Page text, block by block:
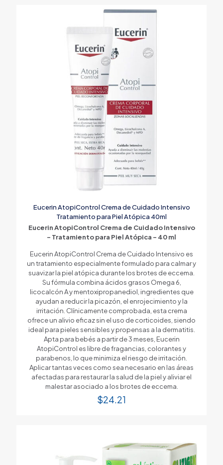
Eucerin AtopiControl Crema de Cuidado Intensivo
Tratamiento para Piel Atópica 40ml
Eucerin AtopiControl Crema de Cuidado Intensivo
– Tratamiento para Piel Atópica – 40 ml
Eucerin AtopiControl Crema de Cuidado Intensivo es
un tratamiento especialmente formulado para calmar y
suavizar la piel atópica durante los brotes de eccema.
Su fórmula combina ácidos grasos Omega 6,
licocalcón A y mentoxipropanediol, ingredientes que
ayudan a reducir la picazón, el enrojecimiento y la
irritación. Clínicamente comprobada, esta crema
ofrece un alivio eficaz sin el uso de corticoides, siendo
ideal para pieles sensibles y propensas a la dermatitis.
Apta para bebés a partir de 3 meses, Eucerin
AtopiControl es libre de fragancias, colorantes y
parabenos, lo que minimiza el riesgo de irritación.
Aplicar tantas veces como sea necesario en las áreas
afectadas para restaurar la salud de la piel y aliviar el
malestar asociado a los brotes de eccema.
$24.21